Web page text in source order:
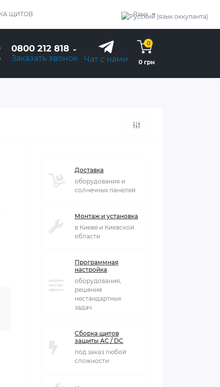
ЩИТОВ Язык
0800 212 818
Заказать звонок Чат с нами
0
0 грн
Доставка
оборудования и
солнечных панелей
Монтаж и установка
в Киеве и Киевской
области
Программная
настройка
оборудования,
решение
нестандартных
задач
Сборка щитов
защиты AC / DC
под заказ любой
сложности